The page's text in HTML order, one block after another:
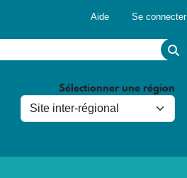
Aide Se connecter
Sélectionner une région